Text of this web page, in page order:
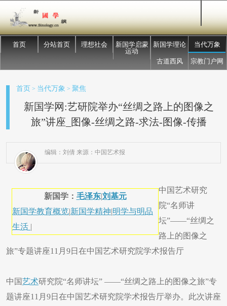
首页 分站首页 理想社会
新国学启蒙
运动
新国学理论 当代万象
古道西风 宗教门户网
首页 > 当代万象 > 聚焦
新国学网:艺研院举办“丝绸之路上的图像之
旅”讲座_图像-丝绸之路-求法-图像-传播
编辑：刘倩 来源：中国艺术报
新国学： 毛泽东|刘基元
新国学教育概览|新国学精神|明学与明品
生活 |
中国艺术研究
院“名师讲
坛”——“丝绸之
路上的图像之
旅”专题讲座11月9日在中国艺术研究院学术报告厅
中国艺术研究院“名师讲坛” ——“丝绸之路上的图像之旅”专
题讲座11月9日在中国艺术研究院学术报告厅举办。此次讲座